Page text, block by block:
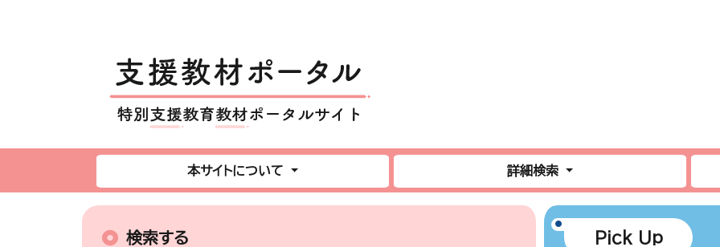
本サイトについて 詳細検索
検索する Pick Up